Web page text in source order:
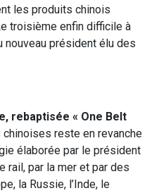
les produits chinois
troisième enfin difficile à
nouveau président élu des
rebaptisée « One Belt
reste en revanche
élaborée par le président
rail, par la mer et par des
la Russie, l’Inde, le